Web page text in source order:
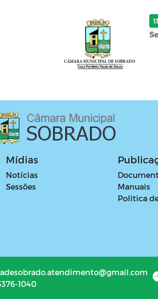
Mídias
Notícias
Sessões
Manuais
Politica
1040